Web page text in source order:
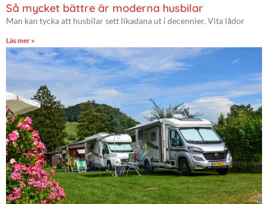
Så mycket bättre är moderna husbilar
Man kan tycka att husbilar sett likadana ut i decennier. Vita lådor
Läs mer »